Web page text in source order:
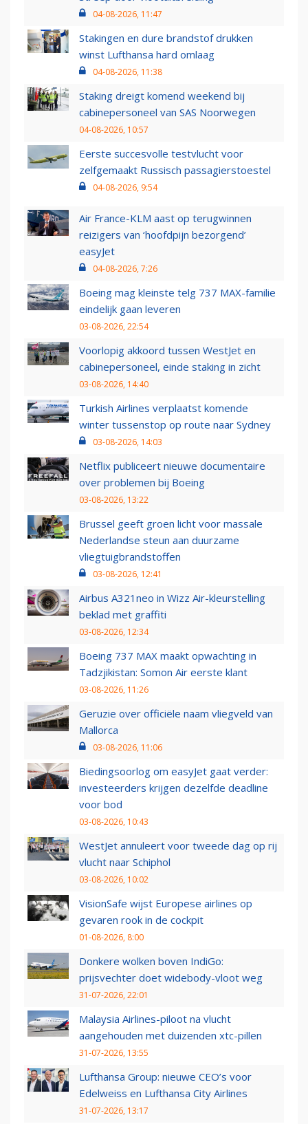
04-08-2026, 11:47
Stakingen en dure brandstof drukken
winst Lufthansa hard omlaag
04-08-2026, 11:38
Staking dreigt komend weekend bij
cabinepersoneel van SAS Noorwegen
04-08-2026, 10:57
Eerste succesvolle testvlucht voor
zelfgemaakt Russisch passagierstoestel
04-08-2026, 9:54
Air France-KLM aast op terugwinnen
reizigers van ‘hoofdpijn bezorgend’
easyJet
04-08-2026, 7:26
Boeing mag kleinste telg 737 MAX-familie
eindelijk gaan leveren
03-08-2026, 22:54
Voorlopig akkoord tussen WestJet en
cabinepersoneel, einde staking in zicht
03-08-2026, 14:40
Turkish Airlines verplaatst komende
winter tussenstop op route naar Sydney
03-08-2026, 14:03
Netflix publiceert nieuwe documentaire
over problemen bij Boeing
03-08-2026, 13:22
Brussel geeft groen licht voor massale
Nederlandse steun aan duurzame
vliegtuigbrandstoffen
03-08-2026, 12:41
Airbus A321neo in Wizz Air-kleurstelling
beklad met graffiti
03-08-2026, 12:34
Boeing 737 MAX maakt opwachting in
Tadzjikistan: Somon Air eerste klant
03-08-2026, 11:26
Geruzie over officiële naam vliegveld van
Mallorca
03-08-2026, 11:06
Biedingsoorlog om easyJet gaat verder:
investeerders krijgen dezelfde deadline
voor bod
03-08-2026, 10:43
WestJet annuleert voor tweede dag op rij
vlucht naar Schiphol
03-08-2026, 10:02
VisionSafe wijst Europese airlines op
gevaren rook in de cockpit
01-08-2026, 8:00
Donkere wolken boven IndiGo:
prijsvechter doet widebody-vloot weg
31-07-2026, 22:01
Malaysia Airlines-piloot na vlucht
aangehouden met duizenden xtc-pillen
31-07-2026, 13:55
Lufthansa Group: nieuwe CEO’s voor
Edelweiss en Lufthansa City Airlines
31-07-2026, 13:17